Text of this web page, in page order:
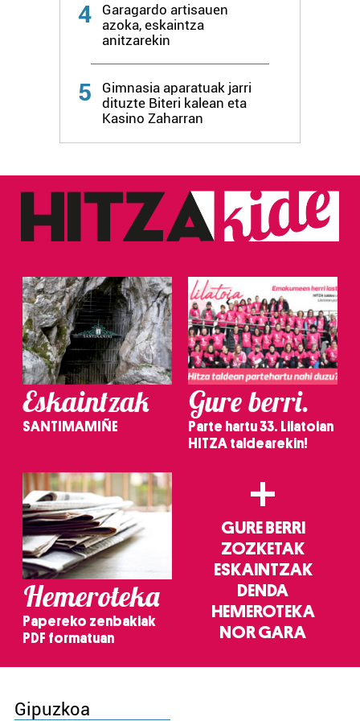
Webgune honek cookie propioak eta hirugarrenen cookie-
baliatzen gara. Ohar hau onartuz gero, teknologia hori
erabiltzeko baimen esplizitua ematen diguzu.
4
Garagardo artisauen
azoka, eskaintza
anitzarekin
5
Gimnasia aparatuak jarri
dituzte Biteri kalean eta
Kasino Zaharran
Eskaintzak
SANTIMAMIÑE
Gure berri.
Parte hartu 33. Lilatoian
HITZA taldearekin!
Hemeroteka
Papereko zenbakiak
PDF formatuan
+
GURE BERRI
ZOZKETAK
ESKAINTZAK
DENDA
HEMEROTEKA
NOR GARA
Gipuzkoa